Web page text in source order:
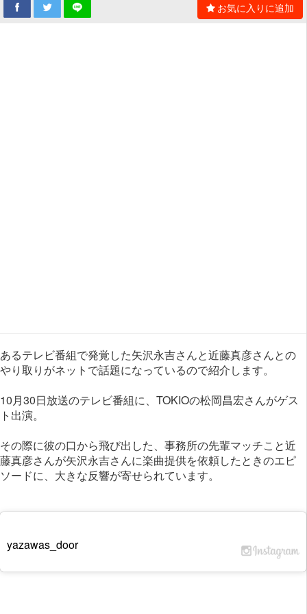
お気に入りに追加
あるテレビ番組で発覚した矢沢永吉さんと近藤真彦さんとの
やり取りがネットで話題になっているので紹介します。
10月30日放送のテレビ番組に、TOKIOの松岡昌宏さんがゲス
ト出演。
その際に彼の口から飛び出した、事務所の先輩マッチこと近
藤真彦さんが矢沢永吉さんに楽曲提供を依頼したときのエピ
ソードに、大きな反響が寄せられています。
yazawas_door